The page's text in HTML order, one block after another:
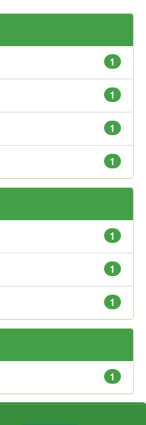
1
1
1
1
1
1
1
1